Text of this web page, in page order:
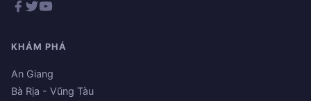
KHÁM PHÁ
An Giang
Bà Rịa - Vũng Tàu